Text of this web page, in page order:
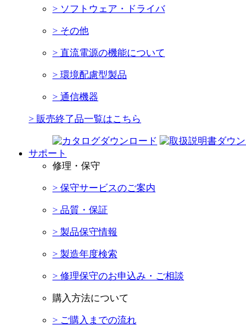
> ソフトウェア・ドライバ
> その他
> 直流電源の機能について
> 環境配慮型製品
> 通信機器
> 販売終了品一覧はこちら
サポート
修理・保守
> 保守サービスのご案内
> 品質・保証
> 製品保守情報
> 製造年度検索
> 修理保守のお申込み・ご相談
購入方法について
> ご購入までの流れ